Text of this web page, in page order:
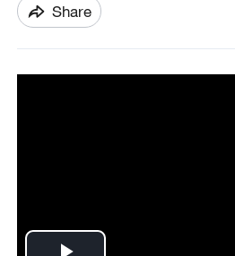
Share